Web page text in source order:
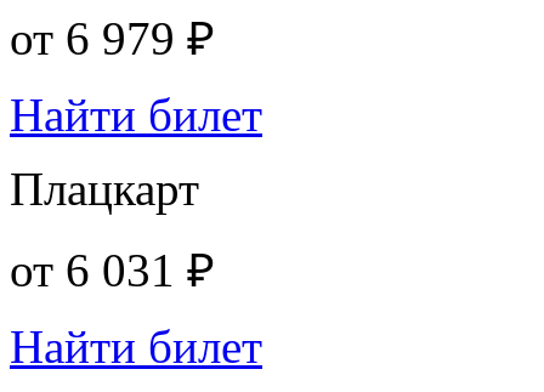
от 6 979 ₽
Найти билет
Плацкарт
от 6 031 ₽
Найти билет